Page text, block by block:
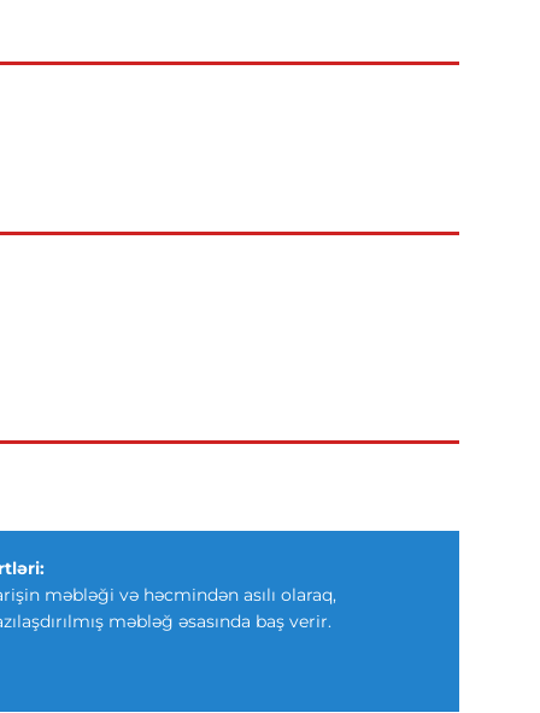
məbləği və həcmindən asılı olaraq,
məbləğ əsasında baş verir.